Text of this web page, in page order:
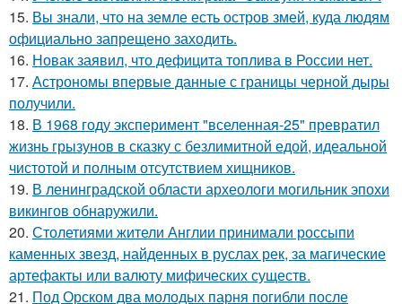
15. Вы знали, что на земле есть остров змей, куда людям
официально запрещено заходить.
16. Новак заявил, что дефицита топлива в России нет.
17. Астрономы впервые данные с границы черной дыры
получили.
18. В 1968 году эксперимент "вселенная-25" превратил
жизнь грызунов в сказку с безлимитной едой, идеальной
чистотой и полным отсутствием хищников.
19. В ленинградской области археологи могильник эпохи
викингов обнаружили.
20. Столетиями жители Англии принимали россыпи
каменных звезд, найденных в руслах рек, за магические
артефакты или валюту мифических существ.
21. Под Орском два молодых парня погибли после